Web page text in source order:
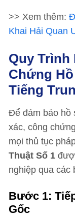
>> Xem thêm:
Khai Hải Quan
Quy Trình
Chứng
Tiếng
Để đảm bảo hồ
xác, công
mọi thủ tục
Thuật Số 1
nghiệp qua các
Bước 1:
Gốc